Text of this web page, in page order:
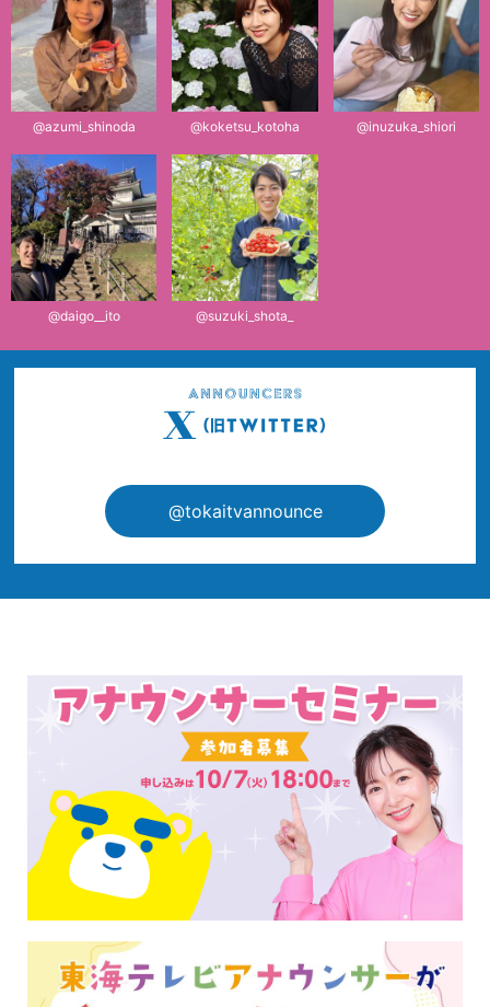
@tokaitvannounce
@azumi_shinoda @koketsu_kotoha @inuzuka_shiori
@daigo__ito @suzuki_shota_